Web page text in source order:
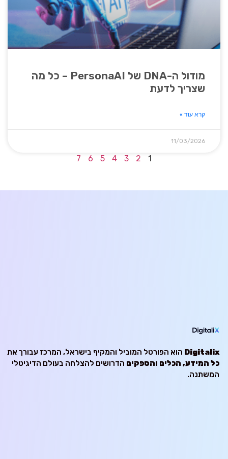
מודול ה-DNA של PersonaAI – כל מה
שצריך לדעת
קרא עוד »
11/03/2026
1
2
3
4
5
6
7
Digitalix הוא הפורטל המוביל והמקיף בישראל, המרכז עבורך את
כל המידע, הכלים והספקים הדרושים להצלחה בעולם הדיגיטלי
המשתנה.